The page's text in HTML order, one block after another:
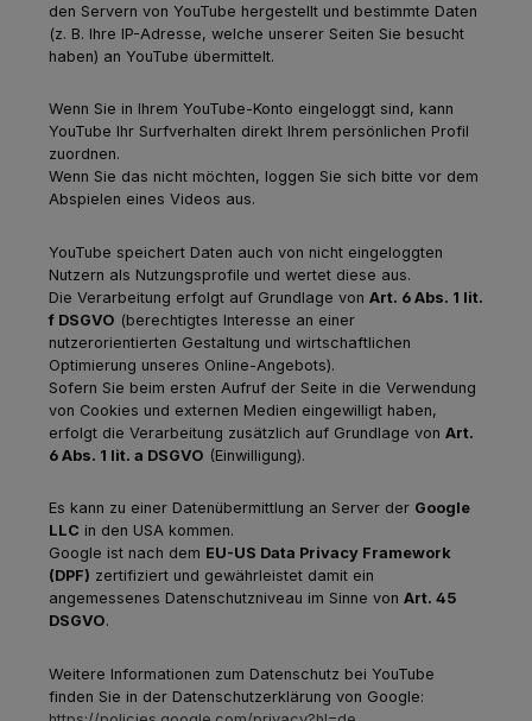
den Servern von YouTube hergestellt und bestimmte Daten
(z. B. Ihre IP-Adresse, welche unserer Seiten Sie besucht
haben) an YouTube übermittelt.
Wenn Sie in Ihrem YouTube-Konto eingeloggt sind, kann
YouTube Ihr Surfverhalten direkt Ihrem persönlichen Profil
zuordnen.
Wenn Sie das nicht möchten, loggen Sie sich bitte vor dem
Abspielen eines Videos aus.
YouTube speichert Daten auch von nicht eingeloggten
Nutzern als Nutzungsprofile und wertet diese aus.
Die Verarbeitung erfolgt auf Grundlage von Art. 6 Abs. 1 lit.
f DSGVO (berechtigtes Interesse an einer
nutzerorientierten Gestaltung und wirtschaftlichen
Optimierung unseres Online-Angebots).
Sofern Sie beim ersten Aufruf der Seite in die Verwendung
von Cookies und externen Medien eingewilligt haben,
erfolgt die Verarbeitung zusätzlich auf Grundlage von Art.
6 Abs. 1 lit. a DSGVO (Einwilligung).
Es kann zu einer Datenübermittlung an Server der Google
LLC in den USA kommen.
Google ist nach dem EU-US Data Privacy Framework
(DPF) zertifiziert und gewährleistet damit ein
angemessenes Datenschutzniveau im Sinne von Art. 45
DSGVO.
Weitere Informationen zum Datenschutz bei YouTube
finden Sie in der Datenschutzerklärung von Google: